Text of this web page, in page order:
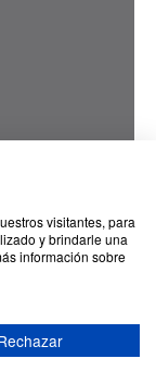
visitantes, para
y brindarle una
información sobre